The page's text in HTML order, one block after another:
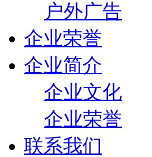
户外广告
企业荣誉
企业简介
企业文化
企业荣誉
联系我们